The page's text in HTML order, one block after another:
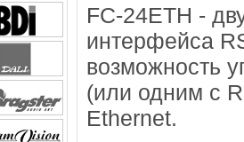
FC-24ETH -
интерфейса
возможность
(или одним с
Ethernet.